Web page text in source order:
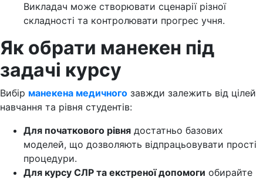
Викладач може створювати сценарії різної
складності та контролювати прогрес учня.
Як обрати манекен під
задачі курсу
Вибір манекена медичного завжди залежить від цілей
навчання та рівня студентів:
Для початкового рівня достатньо базових
моделей, що дозволяють відпрацьовувати прості
процедури.
Для курсу СЛР та екстреної допомоги обирайте